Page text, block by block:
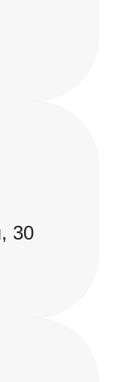
30